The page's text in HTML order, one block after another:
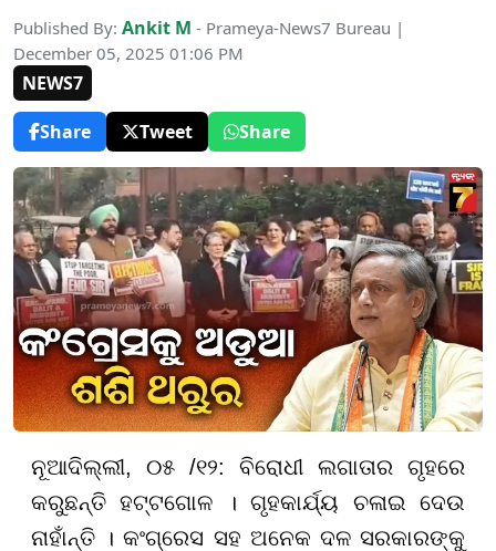
Published By: Ankit M - Prameya-News7 Bureau |
December 05, 2025 01:06 PM
NEWS7
Share
Tweet Share
ନୂଆଦିଲ୍ଲୀ, ୦୫ /୧୨: ବିରୋଧୀ ଲଗାତାର ଗୃହରେ
କରୁଛନ୍ତି ହଟ୍ଟଗୋଳ । ଗୃହକାର୍ଯ୍ୟ ଚଳାଇ ଦେଉ
ନାହାଁନ୍ତି । କଂଗ୍ରେସ ସହ ଅନେକ ଦଳ ସରକାରଙ୍କୁ